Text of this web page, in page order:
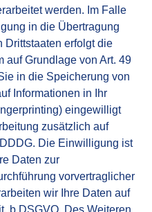
werden. Im Falle
in die Übertragung
Drittstaaten erfolgt die
auf Grundlage von Art. 49
in die Speicherung von
Informationen in Ihr
eingewilligt
zusätzlich auf
Die Einwilligung ist
Daten zur
vorvertraglicher
wir Ihre Daten auf
b DSGVO. Des Weiteren